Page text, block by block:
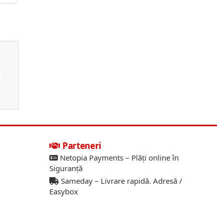
Parteneri
Netopia Payments – Plăți online în
Siguranță
Sameday – Livrare rapidă. Adresă /
Easybox